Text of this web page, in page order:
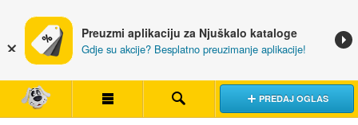
Preuzmi aplikaciju za Njuškalo kataloge
Gdje su akcije? Besplatno preuzimanje aplikacije!
PREDAJ OGLAS